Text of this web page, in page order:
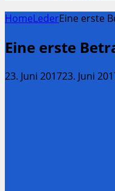
HomeLederEine erste
Eine erste
23. Juni 201723. Juni